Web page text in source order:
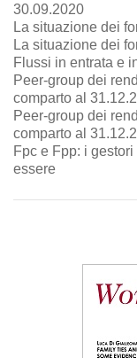
30.09.2020
La situazione dei
La situazione dei
Flussi in entrata e
Peer-group dei
comparto al
Peer-group dei
comparto al
Fpc e Fpp: i
essere